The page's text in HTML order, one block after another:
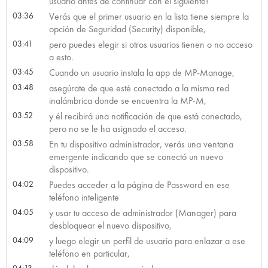
03:36
Verás que el primer usuario en la lista tiene siempre la
opción de Seguridad (Security) disponible,
03:41
pero puedes elegir si otros usuarios tienen o no acceso
a esto.
03:45 Cuando un usuario instala la app de MP-Manage,
03:48
asegúrate de que esté conectado a la misma red
inalámbrica donde se encuentra la MP-M,
03:52
y él recibirá una notificación de que está conectado,
pero no se le ha asignado el acceso.
03:58
En tu dispositivo administrador, verás una ventana
emergente indicando que se conectó un nuevo
dispositivo.
04:02
Puedes acceder a la página de Password en ese
teléfono inteligente
04:05
y usar tu acceso de administrador (Manager) para
desbloquear el nuevo dispositivo,
04:09
y luego elegir un perfil de usuario para enlazar a ese
teléfono en particular,